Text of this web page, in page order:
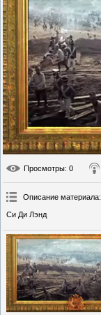
Просмотры: 0
Описание материала:
Си Ди Лэнд